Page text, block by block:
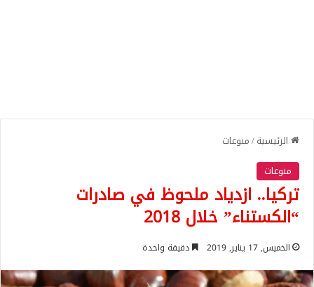
الرئيسية/منوعات
منوعات
تركيا.. ازدياد ملحوظ في صادرات
“الكستناء” خلال 2018
الخميس, 17 يناير, 2019 دقيقة واحدة